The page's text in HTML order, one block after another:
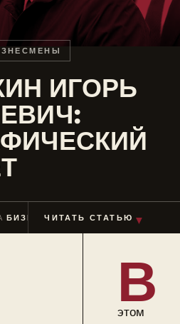
ИГОРЬ
БИЗНЕСМЕНЫ ЧТЕНИЕ
ЧИТАТЬ СТАТЬЮ ▼
В
этом